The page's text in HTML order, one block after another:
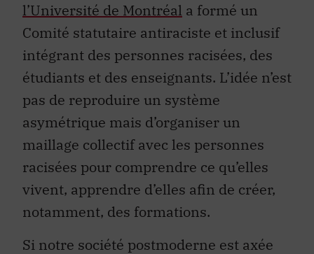
l’Université de Montréal a formé un
Comité statutaire antiraciste et inclusif
intégrant des personnes racisées, des
étudiants et des enseignants. L’idée n’est
pas de reproduire un système
asymétrique mais d’organiser un
maillage collectif avec les personnes
racisées pour comprendre ce qu’elles
vivent, apprendre d’elles afin de créer,
notamment, des formations.
Si notre société postmoderne est axée